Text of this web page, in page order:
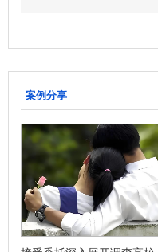
案例分享